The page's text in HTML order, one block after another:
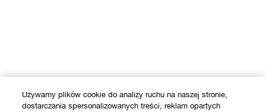
Używamy plików cookie do analizy ruchu na naszej stronie,
dostarczania spersonalizowanych treści, reklam opartych